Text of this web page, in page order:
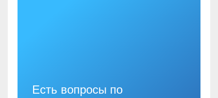
Есть вопросы по